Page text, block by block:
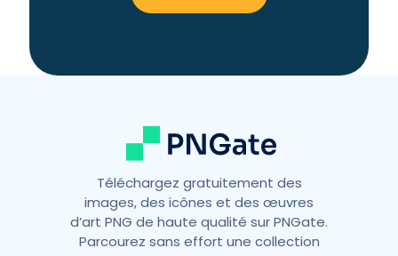
Téléchargez gratuitement des
images, des icônes et des œuvres
d’art PNG de haute qualité sur PNGate.
Parcourez sans effort une collection